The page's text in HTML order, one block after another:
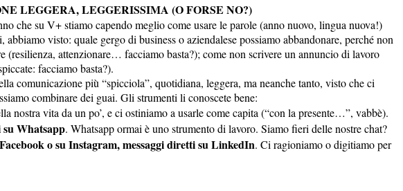
LEGGERA, LEGGERISSIMA (O FORSE NO?)
che su V+ stiamo capendo meglio come usare le parole (anno nuovo, lingua nuova!)
abbiamo visto: quale gergo di business o aziendalese possiamo abbandonare, perché non
(resilienza, attenzionare… facciamo basta?); come non scrivere un annuncio di lavoro
facciamo basta?).
comunicazione più “spicciola”, quotidiana, leggera, ma neanche tanto, visto che ci
combinare dei guai. Gli strumenti li conoscete bene:
nostra vita da un po’, e ci ostiniamo a usarle come capita (“con la presente…”, vabbè).
Whatsapp. Whatsapp ormai è uno strumento di lavoro. Siamo fieri delle nostre chat?
o su Instagram, messaggi diretti su LinkedIn. Ci ragioniamo o digitiamo per